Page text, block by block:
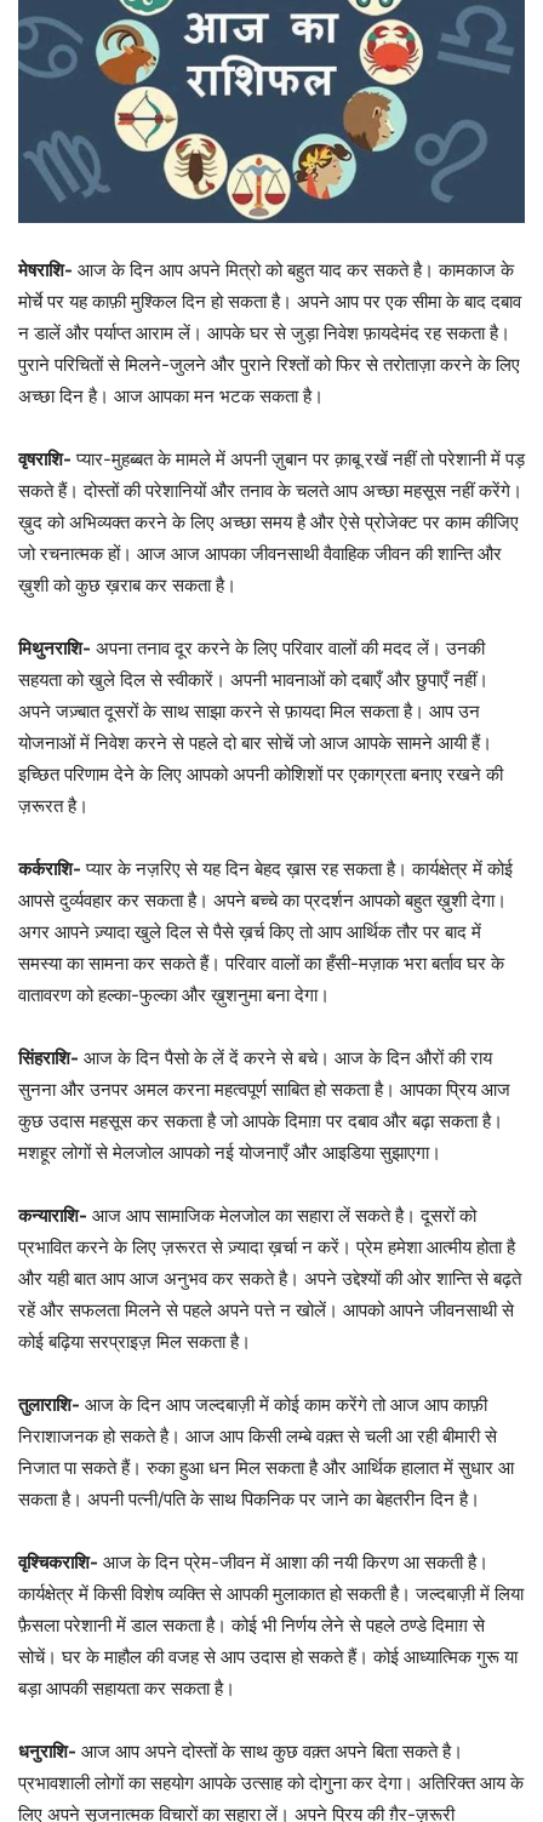
मेषराशि- आज के दिन आप अपने मित्रो को बहुत याद कर सकते है। कामकाज के
मोर्चे पर यह काफ़ी मुश्किल दिन हो सकता है। अपने आप पर एक सीमा के बाद दबाव
न डालें और पर्याप्त आराम लें। आपके घर से जुड़ा निवेश फ़ायदेमंद रह सकता है।
पुराने परिचितों से मिलने-जुलने और पुराने रिश्तों को फिर से तरोताज़ा करने के लिए
अच्छा दिन है। आज आपका मन भटक सकता है।
वृषराशि- प्यार-मुहब्बत के मामले में अपनी ज़ुबान पर क़ाबू रखें नहीं तो परेशानी में पड़
सकते हैं। दोस्तों की परेशानियों और तनाव के चलते आप अच्छा महसूस नहीं करेंगे।
ख़ुद को अभिव्यक्त करने के लिए अच्छा समय है और ऐसे प्रोजेक्ट पर काम कीजिए
जो रचनात्मक हों। आज आज आपका जीवनसाथी वैवाहिक जीवन की शान्ति और
ख़ुशी को कुछ ख़राब कर सकता है।
मिथुनराशि- अपना तनाव दूर करने के लिए परिवार वालों की मदद लें। उनकी
सहयता को खुले दिल से स्वीकारें। अपनी भावनाओं को दबाएँ और छुपाएँ नहीं।
अपने जज़्बात दूसरों के साथ साझा करने से फ़ायदा मिल सकता है। आप उन
योजनाओं में निवेश करने से पहले दो बार सोचें जो आज आपके सामने आयी हैं।
इच्छित परिणाम देने के लिए आपको अपनी कोशिशों पर एकाग्रता बनाए रखने की
ज़रूरत है।
कर्कराशि- प्यार के नज़रिए से यह दिन बेहद ख़ास रह सकता है। कार्यक्षेत्र में कोई
आपसे दुर्व्यवहार कर सकता है। अपने बच्चे का प्रदर्शन आपको बहुत ख़ुशी देगा।
अगर आपने ज़्यादा खुले दिल से पैसे ख़र्च किए तो आप आर्थिक तौर पर बाद में
समस्या का सामना कर सकते हैं। परिवार वालों का हँसी-मज़ाक भरा बर्ताव घर के
वातावरण को हल्का-फुल्का और ख़ुशनुमा बना देगा।
सिंहराशि- आज के दिन पैसो के लें दें करने से बचे। आज के दिन औरों की राय
सुनना और उनपर अमल करना महत्वपूर्ण साबित हो सकता है। आपका प्रिय आज
कुछ उदास महसूस कर सकता है जो आपके दिमाग़ पर दबाव और बढ़ा सकता है।
मशहूर लोगों से मेलजोल आपको नई योजनाएँ और आइडिया सुझाएगा।
कन्याराशि- आज आप सामाजिक मेलजोल का सहारा लें सकते है। दूसरों को
प्रभावित करने के लिए ज़रूरत से ज़्यादा ख़र्चा न करें। प्रेम हमेशा आत्मीय होता है
और यही बात आप आज अनुभव कर सकते है। अपने उद्देश्यों की ओर शान्ति से बढ़ते
रहें और सफलता मिलने से पहले अपने पत्ते न खोलें। आपको आपने जीवनसाथी से
कोई बढ़िया सरप्राइज़ मिल सकता है।
तुलाराशि- आज के दिन आप जल्दबाज़ी में कोई काम करेंगे तो आज आप काफ़ी
निराशाजनक हो सकते है। आज आप किसी लम्बे वक़्त से चली आ रही बीमारी से
निजात पा सकते हैं। रुका हुआ धन मिल सकता है और आर्थिक हालात में सुधार आ
सकता है। अपनी पत्नी/पति के साथ पिकनिक पर जाने का बेहतरीन दिन है।
वृश्चिकराशि- आज के दिन प्रेम-जीवन में आशा की नयी किरण आ सकती है।
कार्यक्षेत्र में किसी विशेष व्यक्ति से आपकी मुलाकात हो सकती है। जल्दबाज़ी में लिया
फ़ैसला परेशानी में डाल सकता है। कोई भी निर्णय लेने से पहले ठण्डे दिमाग़ से
सोचें। घर के माहौल की वजह से आप उदास हो सकते हैं। कोई आध्यात्मिक गुरू या
बड़ा आपकी सहायता कर सकता है।
धनुराशि- आज आप अपने दोस्तों के साथ कुछ वक़्त अपने बिता सकते है।
प्रभावशाली लोगों का सहयोग आपके उत्साह को दोगुना कर देगा। अतिरिक्त आय के
लिए अपने सृजनात्मक विचारों का सहारा लें। अपने प्रिय की ग़ैर-ज़रूरी